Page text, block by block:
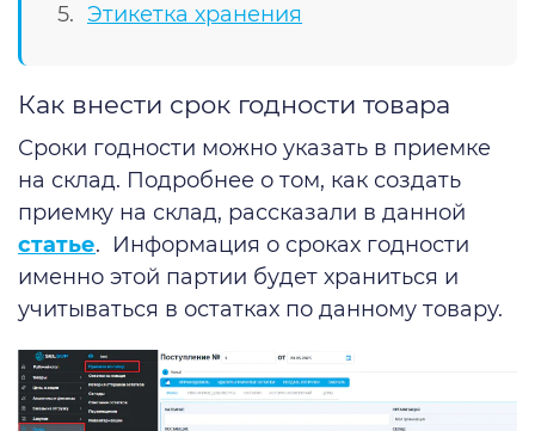
Этикетка хранения
Как внести срок годности товара
Сроки годности можно указать в приемке
на склад. Подробнее о том, как создать
приемку на склад, рассказали в данной
статье. Информация о сроках годности
именно этой партии будет храниться и
учитываться в остатках по данному товару.